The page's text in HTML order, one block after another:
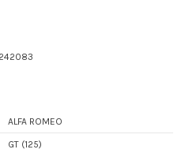
ALFA ROMEO
GT (125)